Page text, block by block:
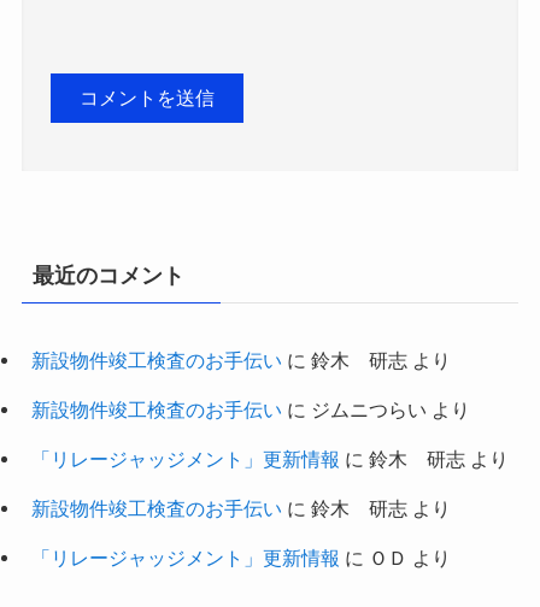
最近のコメント
新設物件竣工検査のお手伝い に 鈴木 研志より
新設物件竣工検査のお手伝い に ジムニつらい より
「リレージャッジメント」更新情報 に 鈴木 研志より
新設物件竣工検査のお手伝い に 鈴木 研志より
「リレージャッジメント」更新情報 に ＯＤ より